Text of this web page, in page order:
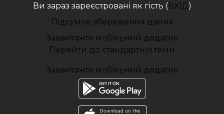
Ви зараз зареєстровані як гість (ВХІД )
Підсумок збереження даних
Завантажте мобільний додаток
Перейти до стандартної теми
Завантажте мобільний додаток